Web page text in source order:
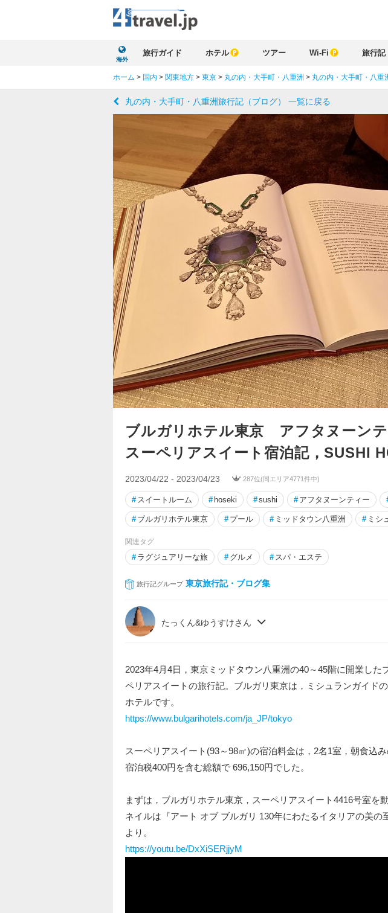
海外
旅行ガイド ホテル ツアー Wi-Fi 旅行記
ホーム > 国内 > 関東地方 > 東京 > 丸の内・大手町・八重洲 > 丸の内・大手町・八重
丸の内・大手町・八重洲旅行記（ブログ） 一覧に戻る
ブルガリホテル東京 アフタヌーンテ
スーペリアスイート宿泊記，SUSHI
2023/04/22 - 2023/04/23 287位(同エリア4771件中)
# スイートルーム # hoseki #sushi # アフタヌーンティー
# ブルガリホテル東京 # プール # ミッドタウン八重洲 # ミシ
関連タグ
# ラグジュアリーな旅 # グルメ # スパ・エステ
旅行記グループ 東京旅行記・ブログ集
たっくん&ゆうすけさん
2023年4月4日，東京ミッドタウン八重洲の40～45階に開業した
ペリアスイートの旅行記。ブルガリ東京は，ミシュランガイド
ホテルです。
https://www.bulgarihotels.com/ja_JP/tokyo
スーペリアスイート(93～98㎡)の宿泊料金は，2名1室，朝食込
宿泊税400円を含む総額で 696,150円でした。
まずは，ブルガリホテル東京，スーペリアスイート4416号室を
ネイルは『アート オブ ブルガリ 130年にわたるイタリアの美の
より。
https://youtu.be/DxXiSERjjyM